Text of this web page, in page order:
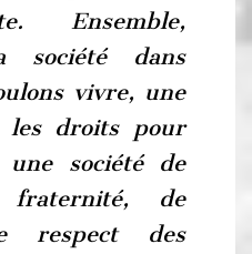
Ensemble,
société dans
vivre, une
les droits pour
société de
fraternité, de
respect des